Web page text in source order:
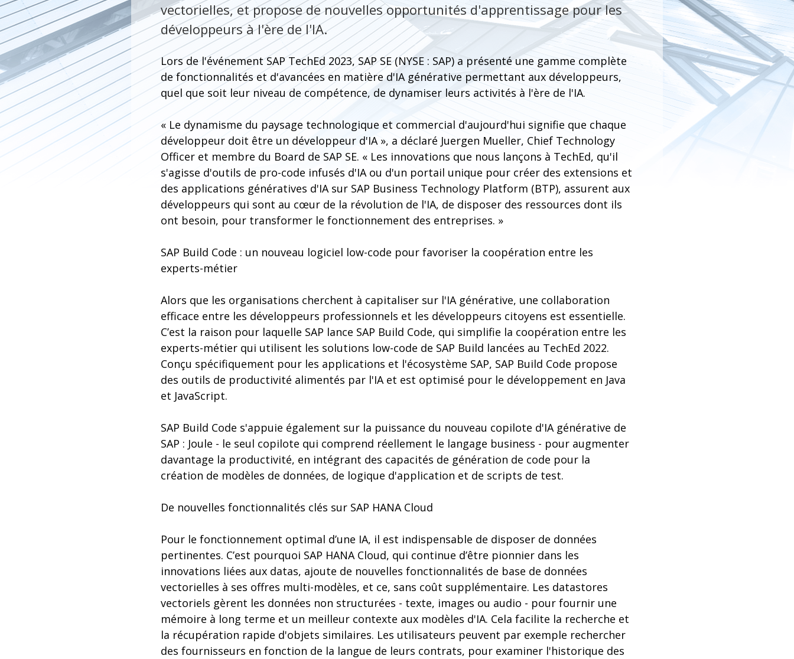
vectorielles, et propose de nouvelles opportunités d'apprentissage pour les
développeurs à l'ère de l'IA.
Lors de l'événement SAP TechEd 2023, SAP SE (NYSE : SAP) a présenté une gamme complète
de fonctionnalités et d'avancées en matière d'IA générative permettant aux développeurs,
quel que soit leur niveau de compétence, de dynamiser leurs activités à l'ère de l'IA.
« Le dynamisme du paysage technologique et commercial d'aujourd'hui signifie que chaque
développeur doit être un développeur d'IA », a déclaré Juergen Mueller, Chief Technology
Officer et membre du Board de SAP SE. « Les innovations que nous lançons à TechEd, qu'il
s'agisse d'outils de pro-code infusés d'IA ou d'un portail unique pour créer des extensions et
des applications génératives d'IA sur SAP Business Technology Platform (BTP), assurent aux
développeurs qui sont au cœur de la révolution de l'IA, de disposer des ressources dont ils
ont besoin, pour transformer le fonctionnement des entreprises. »
SAP Build Code : un nouveau logiciel low-code pour favoriser la coopération entre les
experts-métier
Alors que les organisations cherchent à capitaliser sur l'IA générative, une collaboration
efficace entre les développeurs professionnels et les développeurs citoyens est essentielle.
C’est la raison pour laquelle SAP lance SAP Build Code, qui simplifie la coopération entre les
experts-métier qui utilisent les solutions low-code de SAP Build lancées au TechEd 2022.
Conçu spécifiquement pour les applications et l'écosystème SAP, SAP Build Code propose
des outils de productivité alimentés par l'IA et est optimisé pour le développement en Java
et JavaScript.
SAP Build Code s'appuie également sur la puissance du nouveau copilote d'IA générative de
SAP : Joule - le seul copilote qui comprend réellement le langage business - pour augmenter
davantage la productivité, en intégrant des capacités de génération de code pour la
création de modèles de données, de logique d'application et de scripts de test.
De nouvelles fonctionnalités clés sur SAP HANA Cloud
Pour le fonctionnement optimal d’une IA, il est indispensable de disposer de données
pertinentes. C’est pourquoi SAP HANA Cloud, qui continue d’être pionnier dans les
innovations liées aux datas, ajoute de nouvelles fonctionnalités de base de données
vectorielles à ses offres multi-modèles, et ce, sans coût supplémentaire. Les datastores
vectoriels gèrent les données non structurées - texte, images ou audio - pour fournir une
mémoire à long terme et un meilleur contexte aux modèles d'IA. Cela facilite la recherche et
la récupération rapide d'objets similaires. Les utilisateurs peuvent par exemple rechercher
des fournisseurs en fonction de la langue de leurs contrats, pour examiner l'historique des